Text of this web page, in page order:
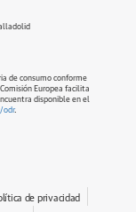
de consumo conforme
Europea facilita
disponible en el
odr.
de privacidad